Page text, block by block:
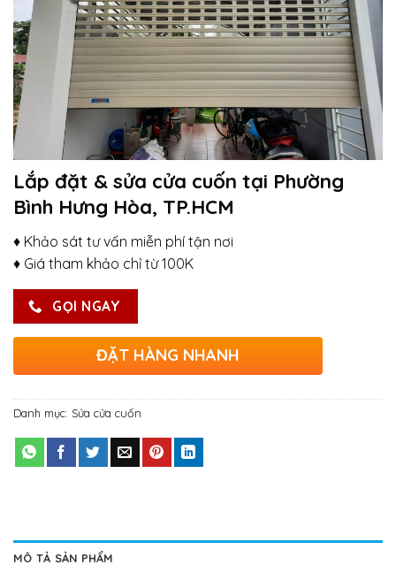
Lắp đặt & sửa cửa cuốn tại Phường
Bình Hưng Hòa, TP.HCM
♦ Khảo sát tư vấn miễn phí tận nơi
♦ Giá tham khảo chỉ từ 100K
GỌI NGAY
ĐẶT HÀNG NHANH
Danh mục: Sửa cửa cuốn
MÔ TẢ SẢN PHẨM